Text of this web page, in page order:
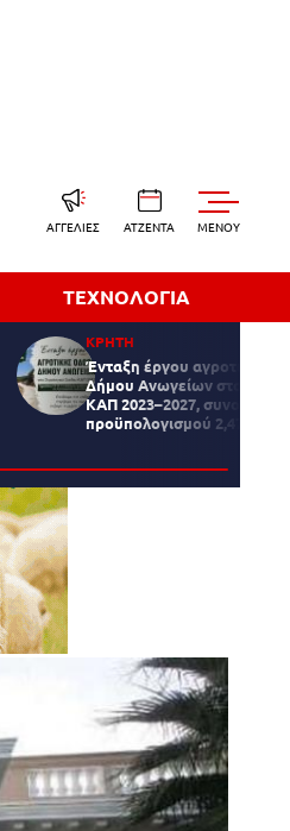
ΑΓΓΕΛΙΕΣ ΑΤΖΕΝΤΑ
ΤΕΧΝΟΛΟΓΙΑ
ΚΡΗΤΗ
Ένταξη έργου αγροτικής
Δήμου Ανωγείων στο
ΚΑΠ 2023–2027, συνολικού
προϋπολογισμού 2,47
MENOY